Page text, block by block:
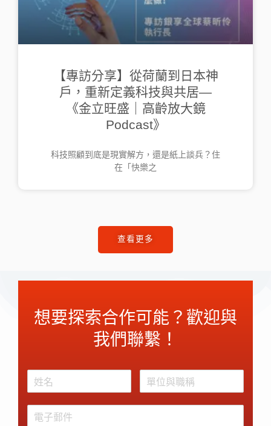
【專訪分享】從荷蘭到日本神
戶，重新定義科技與共居—
《金立旺盛｜高齡放大鏡
Podcast》
科技照顧到底是現實解方，還是紙上談兵？住
在「快樂之
查看更多
想要探索合作可能？歡迎與
我們聯繫！